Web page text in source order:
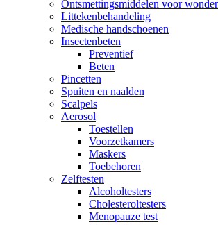
Ontsmettingsmiddelen voor
Littekenbehandeling
Medische handschoenen
Insectenbeten
Preventief
Beten
Pincetten
Spuiten en naalden
Scalpels
Aerosol
Toestellen
Voorzetkamers
Maskers
Toebehoren
Zelftesten
Alcoholtesters
Cholesteroltesters
Menopauze test